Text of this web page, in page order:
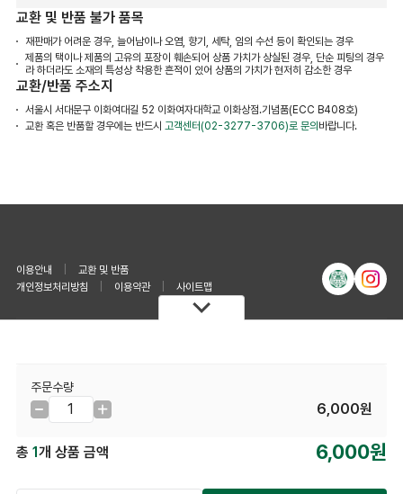
교환 및 반품 불가 품목
재판매가 어려운 경우, 늘어남이나 오염, 향기, 세탁, 임의 수선 등이 확인되는 경우
제품의 택이나 제품의 고유의 포장이 훼손되어 상품 가치가 상실된 경우, 단순 피팅의 경우
라 하더라도 소재의 특성상 착용한 흔적이 있어 상품의 가치가 현저히 감소한 경우
교환/반품 주소지
서울시 서대문구 이화여대길 52 이화여자대학교 이화상점.기념품(ECC B408호)
교환 혹은 반품할 경우에는 반드시 고객센터(02-3277-3706)로 문의 바랍니다.
주문수량
6,000원
총 1개 상품 금액 6,000원
이용안내
교환 및 반품
개인정보처리방침
이용약관 사이트맵
평일 : 오전 10:00 ~ 오후 06:00
점심 : 오후 12:00 ~ 오후 13:00
휴무 : 토/일/공휴일은 휴무
관(대현동, 이화여자대학교)
대표자 : 박애영 개인정보관리책임자 : 윤성희
사업자등록번호 : 309-81-08010사업자정보확인 통신판매번호 : 제 2023-서울서대문-1600 호